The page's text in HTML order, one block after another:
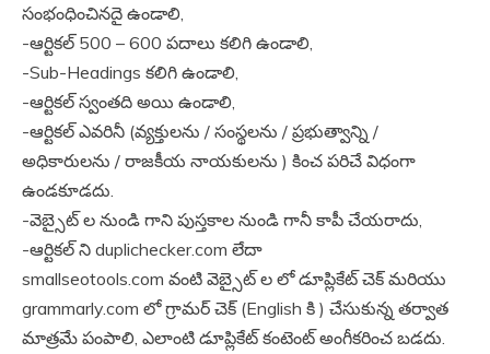
సంభంధించినదై ఉండాలి,
-ఆర్టికల్ 500 – 600 పదాలు కలిగి ఉండాలి,
-Sub-Headings కలిగి ఉండాలి,
-ఆర్టికల్ స్వంతది అయి ఉండాలి,
-ఆర్టికల్ ఎవరినీ (వ్యక్తులను / సంస్థలను / ప్రభుత్వాన్ని /
అధికారులను / రాజకీయ నాయకులను ) కించ పరిచే విధంగా
ఉండకూడదు.
-వెబ్సైట్ ల నుండి గాని పుస్తకాల నుండి గానీ కాపీ చేయరాదు,
-ఆర్టికల్ ని duplichecker.com లేదా
smallseotools.com వంటి వెబ్సైట్ ల లో డూప్లికేట్ చెక్ మరియు
grammarly.com లో గ్రామర్ చెక్ (English కి ) చేసుకున్న తర్వాత
మాత్రమే పంపాలి, ఎలాంటి డూప్లికేట్ కంటెంట్ అంగీకరించ బడదు.